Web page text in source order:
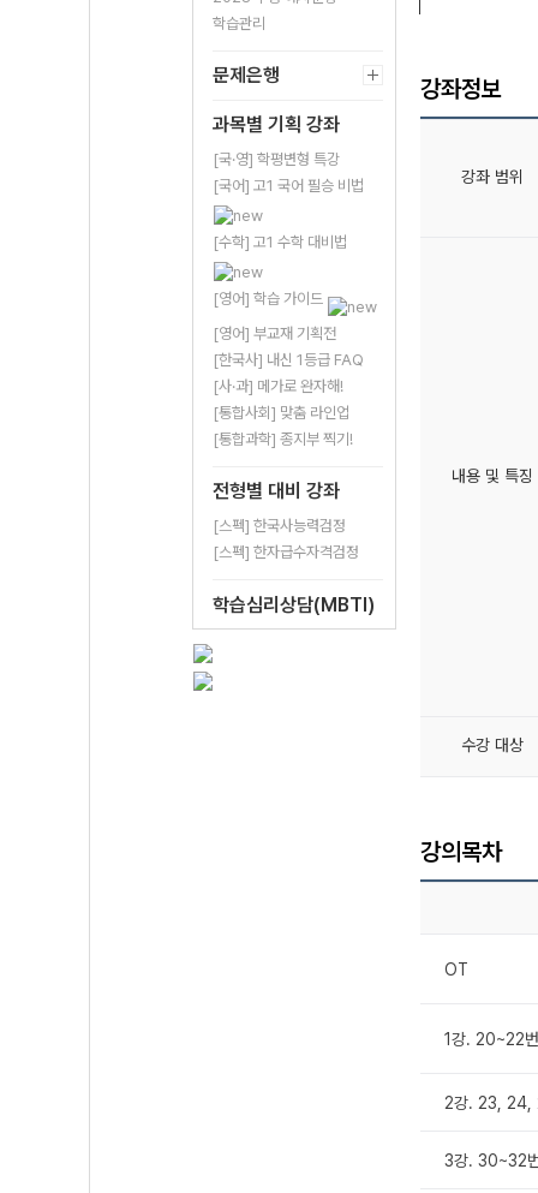
학습관리
문제은행
과목별 기획 강좌
[국·영] 학평변형 특강
[국어] 고1 국어 필승 비법
[수학] 고1 수학 대비법
[영어] 학습 가이드
[영어] 부교재 기획전
[한국사] 내신 1등급 FAQ
[사·과] 메가로 완자해!
[통합사회] 맞춤 라인업
[통합과학] 종지부 찍기!
전형별 대비 강좌
[스펙] 한국사능력검정
[스펙] 한자급수자격검정
학습심리상담(MBTI)
강좌정보
강좌 범위
내용 및 특징
수강 대상
강의목차
OT
1강. 20~22번
2강. 23, 24,
3강. 30~32